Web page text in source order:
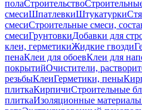
полаСтроительство
смесиШпатлевкиШтукатурки
смесиСтроительные смеси,
смесиГрунтовкиДобавки для
клеи, герметикиЖидкие гвозди
пенаКлеи для обоевКлеи для
покрытийОчистители,
резьбыКлеиГерметики, пены
плиткаКирпичиСтроительные
плиткаИзоляционные материалы